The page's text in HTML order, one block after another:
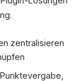
zentralisieren